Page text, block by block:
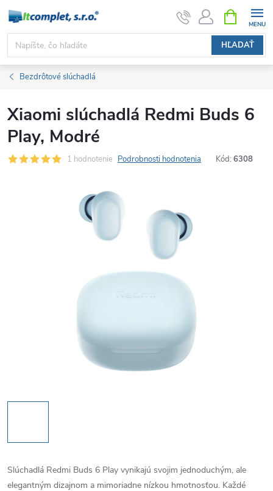
Prejsť
obsah
HĽADAŤ
KOŠÍK
Bezdrôtové slúchadlá
Xiaomi slúchadlá Redmi Buds 6
Play, Modré
1 hodnotenie Podrobnosti hodnotenia Kód: 6308
Slúchadlá Redmi Buds 6 Play vynikajú svojim jednoduchým, ale
elegantným dizajnom a mimoriadne nízkou hmotnosťou. Každé